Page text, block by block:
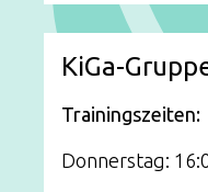
KiGa-
Trainingszeiten:
Donnerstag: